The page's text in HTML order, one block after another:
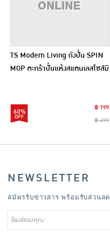
TS Modern Living ถังปั่น SPIN
MOP ตะกร้าปั่นแห้งสแตนเลสไซส์มิ
60%
฿ 199
฿ 499
NEWSLETTER
สมัครรับข่าวสาร พร้อมรับส่วนลด